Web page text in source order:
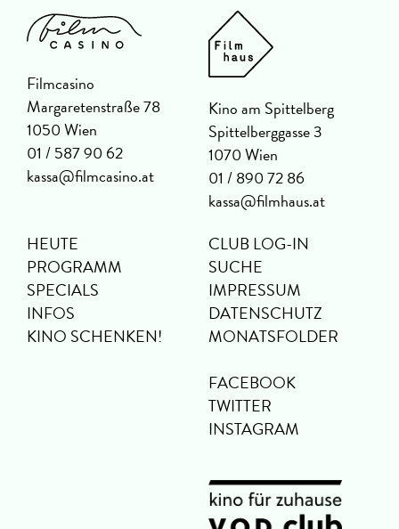
Filmcasino
Margaretenstraße 78
1050 Wien
01 / 587 90 62
kassa@filmcasino.at
Kino am Spittelberg
Spittelberggasse 3
1070 Wien
01 / 890 72 86
kassa@filmhaus.at
HEUTE
PROGRAMM
SPECIALS
INFOS
KINO SCHENKEN!
CLUB LOG-IN
SUCHE
IMPRESSUM
DATENSCHUTZ
MONATSFOLDER
FACEBOOK
TWITTER
INSTAGRAM